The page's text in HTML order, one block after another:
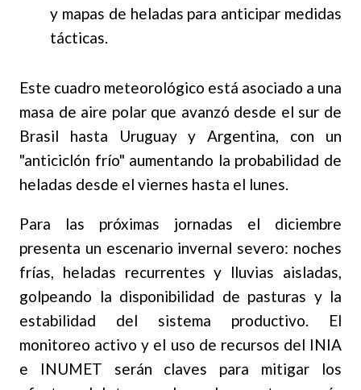
y mapas de heladas para anticipar medidas
tácticas.
Este cuadro meteorológico está asociado a una
masa de aire polar que avanzó desde el sur de
Brasil hasta Uruguay y Argentina, con un
"anticiclón frío" aumentando la probabilidad de
heladas desde el viernes hasta el lunes.
Para las próximas jornadas el diciembre
presenta un escenario invernal severo: noches
frías, heladas recurrentes y lluvias aisladas,
golpeando la disponibilidad de pasturas y la
estabilidad del sistema productivo. El
monitoreo activo y el uso de recursos del INIA
e INUMET serán claves para mitigar los